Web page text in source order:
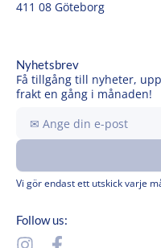
411 08 Göteborg
Nyhetsbrev
Få tillgång till nyheter,
frakt en gång i månaden!
din
e-
Vi gör endast ett utskick varje
Follow us: